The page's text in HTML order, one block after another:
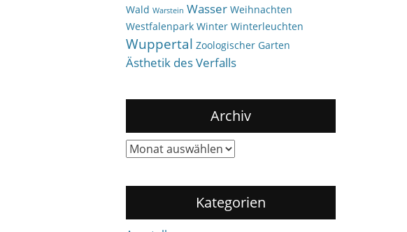
Wald Warstein Wasser Weihnachten
Westfalenpark Winter Winterleuchten
Wuppertal Zoologischer Garten
Ästhetik des Verfalls
Archiv
Archiv
Kategorien